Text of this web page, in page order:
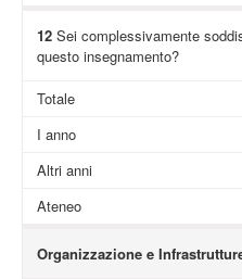
12Sei complessivamente
questo insegnamento?
Totale
I anno
Altri anni
Ateneo
Organizzazione e